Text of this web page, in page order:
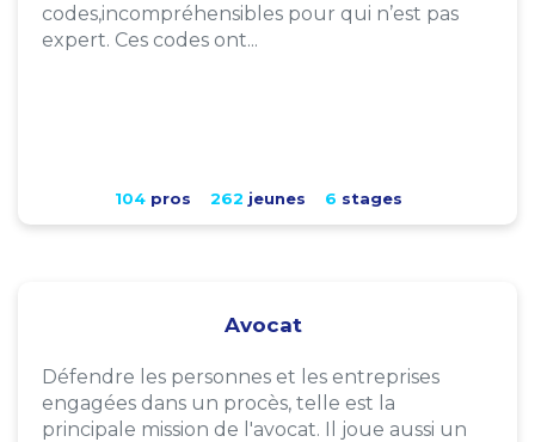
codes,incompréhensibles pour qui n’est pas
expert. Ces codes ont...
104pros 262 jeunes 6 stages
Avocat
Défendre les personnes et les entreprises
engagées dans un procès, telle est la
principale mission de l'avocat. Il joue aussi un